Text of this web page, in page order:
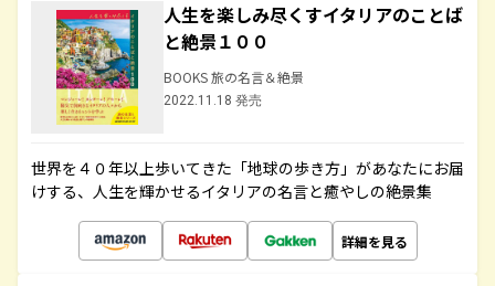
人生を楽しみ尽くすイタリアのことば
と絶景１００
BOOKS 旅の名言＆絶景
2022.11.18 発売
世界を４０年以上歩いてきた「地球の歩き方」があなたにお届
けする、人生を輝かせるイタリアの名言と癒やしの絶景集
詳細を見る